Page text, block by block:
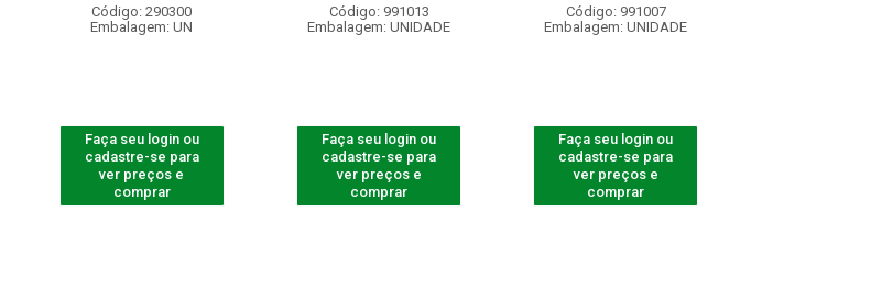
Código: 290300
Embalagem: UN
Faça seu login ou
cadastre-se para
ver preços e
comprar
Código: 991013
Embalagem: UNIDADE
Faça seu login ou
cadastre-se para
ver preços e
comprar
Código: 991007
Embalagem: UNIDADE
Faça seu login ou
cadastre-se para
ver preços e
comprar